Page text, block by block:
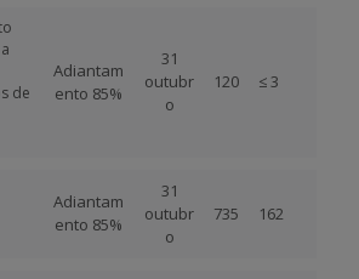
de
Adiantam
ento 85%
31
outubr
o
120 ≤ 3
Adiantam
ento 85%
31
outubr
o
735 162